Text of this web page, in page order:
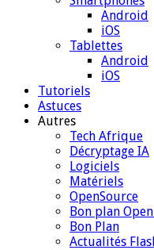
Android
iOS
Tablettes
Android
iOS
Tutoriels
Astuces
Autres
Tech Afrique
Décryptage IA
Logiciels
Matériels
OpenSource
Bon plan
Bon Plan
Actualités